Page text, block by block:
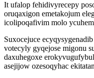
It ufalop fehidivyrecepy
oruqaxigon emetakojum
icolipoqafivim molo
Suxocejuce
votecyly gyqejose migonu
daxuhegoxe
asejijow ozesoqyhac